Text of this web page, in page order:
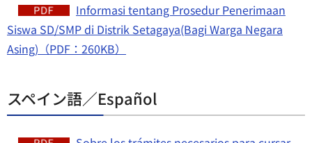
Informasi tentang Prosedur Penerimaan
Siswa SD/SMP di Distrik Setagaya(Bagi Warga Negara
Asing)（PDF：260KB）
スペイン語／Español